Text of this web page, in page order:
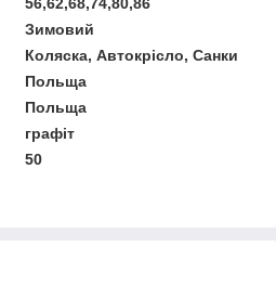
Зимовий
Коляска, Автокрісло, Санки
Польща
Польща
графіт
50